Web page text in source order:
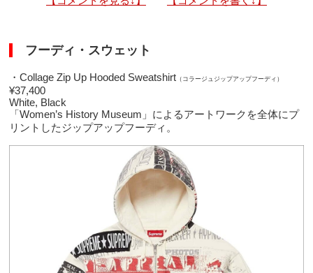
フーディ・スウェット
・Collage Zip Up Hooded Sweatshirt （コラージュジップアップフーディ）
¥37,400
White, Black
「Women’s History Museum」によるアートワークを全体にプ
リントしたジップアップフーディ。